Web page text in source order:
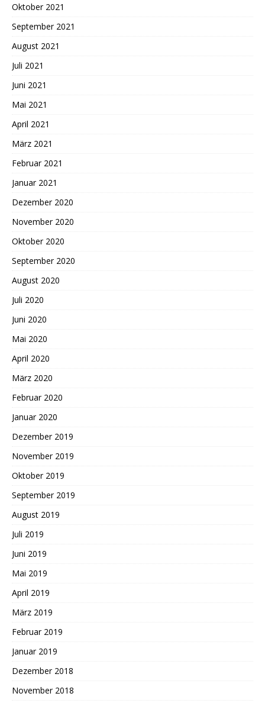
Oktober 2021
September 2021
August 2021
Juli 2021
Juni 2021
Mai 2021
April 2021
März 2021
Februar 2021
Januar 2021
Dezember 2020
November 2020
Oktober 2020
September 2020
August 2020
Juli 2020
Juni 2020
Mai 2020
April 2020
März 2020
Februar 2020
Januar 2020
Dezember 2019
November 2019
Oktober 2019
September 2019
August 2019
Juli 2019
Juni 2019
Mai 2019
April 2019
März 2019
Februar 2019
Januar 2019
Dezember 2018
November 2018